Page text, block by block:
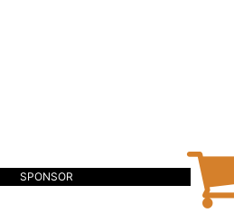
SPONSOR